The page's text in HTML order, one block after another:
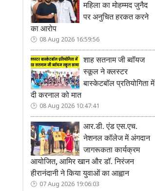
महिला का मोहम्मद जुनैद
पर अनुचित हरकत करने
का आरोप
08 Aug 2026 16:59:56
शाह सतनाम जी ब्वॉयज
स्कूल ने क्लस्टर
बास्केटबॉल प्रतियोगिता में
दी करनाल को मात
08 Aug 2026 10:47:41
आर.डी. एंड एस.एच.
नेशनल कॉलेज में अंगदान
जागरूकता कार्यक्रम
आयोजित, आमिर खान और डॉ. निरंजन
हीरानंदानी ने किया युवाओं का आह्वान
07 Aug 2026 19:06:03